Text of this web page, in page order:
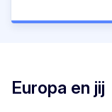
Europa en jij